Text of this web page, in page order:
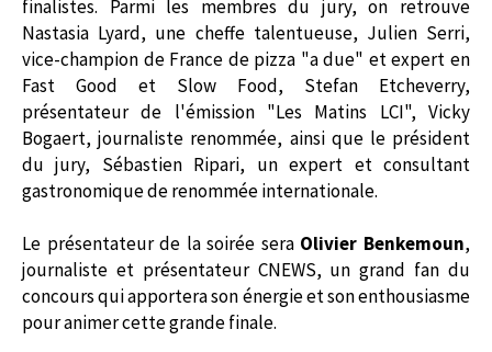
finalistes. Parmi les membres du jury, on retrouve
Nastasia Lyard, une cheffe talentueuse, Julien Serri,
vice-champion de France de pizza "a due" et expert en
Fast Good et Slow Food, Stefan Etcheverry,
présentateur de l'émission "Les Matins LCI", Vicky
Bogaert, journaliste renommée, ainsi que le président
du jury, Sébastien Ripari, un expert et consultant
gastronomique de renommée internationale.
Le présentateur de la soirée sera Olivier Benkemoun,
journaliste et présentateur CNEWS, un grand fan du
concours qui apportera son énergie et son enthousiasme
pour animer cette grande finale.